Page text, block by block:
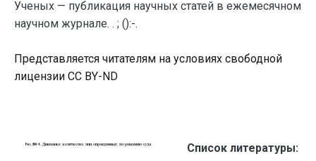
Ученых — публикация научных статей в ежемесячном
научном журнале. . ; ():-.
Представляется читателям на условиях свободной
лицензии CC BY-ND
Список литературы: